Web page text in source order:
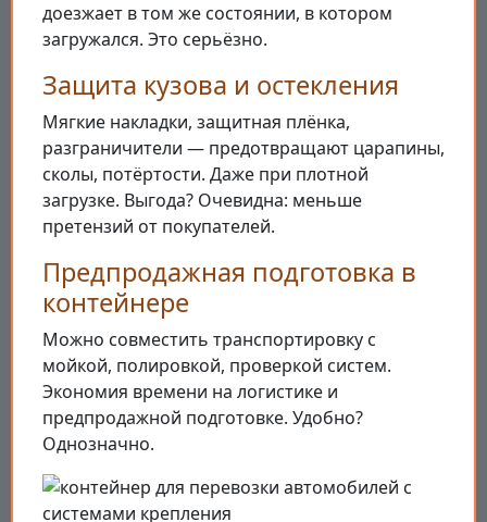
доезжает в том же состоянии, в котором
загружался. Это серьёзно.
Защита кузова и остекления
Мягкие накладки, защитная плёнка,
разграничители — предотвращают царапины,
сколы, потёртости. Даже при плотной
загрузке. Выгода? Очевидна: меньше
претензий от покупателей.
Предпродажная подготовка в
контейнере
Можно совместить транспортировку с
мойкой, полировкой, проверкой систем.
Экономия времени на логистике и
предпродажной подготовке. Удобно?
Однозначно.